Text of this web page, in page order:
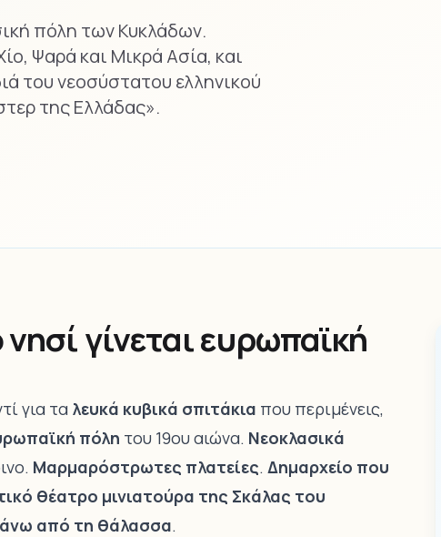
πόλη των Κυκλάδων.
Ψαρά και Μικρά Ασία, και
του νεοσύστατου ελληνικού
της Ελλάδας».
γίνεται ευρωπαϊκή
για τα λευκά κυβικά σπιτάκια που περιμένεις,
πόλη του 19ου αιώνα. Νεοκλασικά
Μαρμαρόστρωτες πλατείες. Δημαρχείο που
θέατρο μινιατούρα της Σκάλας του
από τη θάλασσα.